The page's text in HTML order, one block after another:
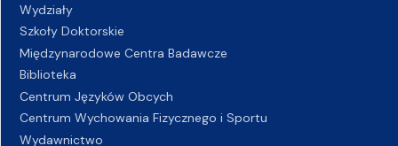
Wydziały
Szkoły Doktorskie
Międzynarodowe Centra Badawcze
Biblioteka
Centrum Języków Obcych
Centrum Wychowania Fizycznego i Sportu
Wydawnictwo